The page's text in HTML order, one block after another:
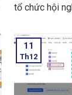
tổ chức hội
thông qua
phù hợp với
nghiệp khi
11
Th12